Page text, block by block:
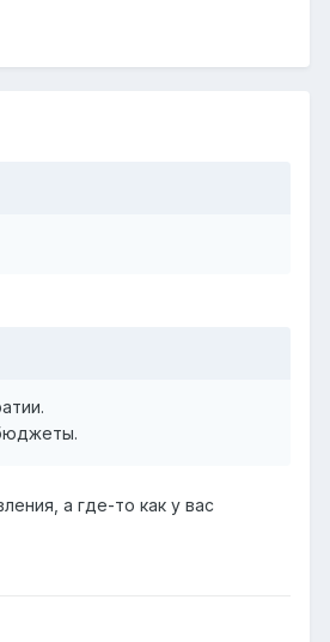
а где-то как у вас